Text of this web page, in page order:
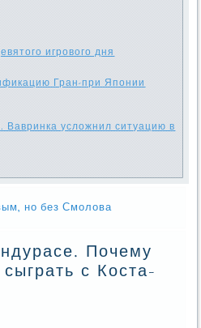
игрового дня
Гран-при Японии
Вавринка усложнил ситуацию в
но без Смолова
Почему
с Коста-